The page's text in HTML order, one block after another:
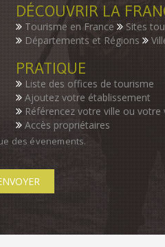
DÉCOUVRIR LA
Tourisme en France
Sites
Départements et Régions
PRATIQUE
Liste des offices de tourisme
Ajoutez votre établissement
Référencez votre ville ou votre
Accès propriétaires
des évenements.